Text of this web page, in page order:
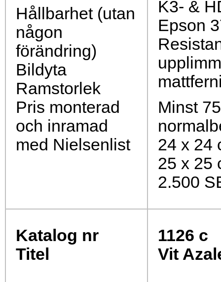
Hållbarhet (utan
någon
förändring)
Bildyta
Ramstorlek
Pris monterad
och inramad
med Nielsenlist
K3- &
Epson
Minst
24 x 24
25 x 25
2.500
Katalog nr
Titel
1126 c
Vit